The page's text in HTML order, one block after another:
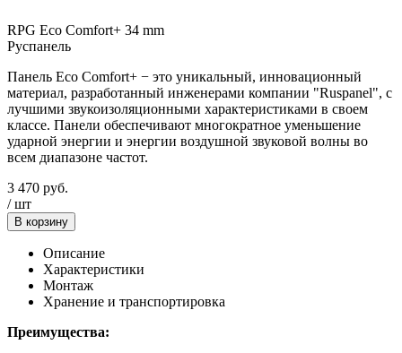
RPG Eco Comfort+ 34 mm
Руспанель
Панель Eco Comfort+ − это уникальный, инновационный
материал, разработанный инженерами компании "Ruspanel", с
лучшими звукоизоляционными характеристиками в своем
классе. Панели обеспечивают многократное уменьшение
ударной энергии и энергии воздушной звуковой волны во
всем диапазоне частот.
3 470 руб.
/шт
В корзину
Описание
Характеристики
Монтаж
Хранение и транспортировка
Преимущества: